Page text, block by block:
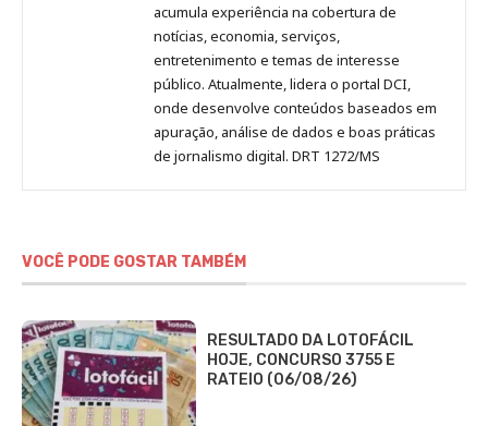
acumula experiência na cobertura de
notícias, economia, serviços,
entretenimento e temas de interesse
público. Atualmente, lidera o portal DCI,
onde desenvolve conteúdos baseados em
apuração, análise de dados e boas práticas
de jornalismo digital. DRT 1272/MS
VOCÊ PODE GOSTAR TAMBÉM
RESULTADO DA LOTOFÁCIL
HOJE, CONCURSO 3755 E
RATEIO (06/08/26)